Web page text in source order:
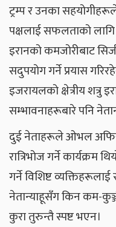
ट्रम्प र उनका
पक्षलाई सफलताको
इरानको कमजोरीबाट
सदुपयोग गर्ने प्रयास
इजरायलको क्षेत्रीय शत्रु
सम्भावनाहरूबारे पनि
दुई नेताहरूले ओभल
रात्रिभोज गर्ने कार्यक्रम
गर्ने विशिष्ट
नेतान्याहूसँग किन कम-
कुरा तुरुन्तै स्पष्ट भएन।